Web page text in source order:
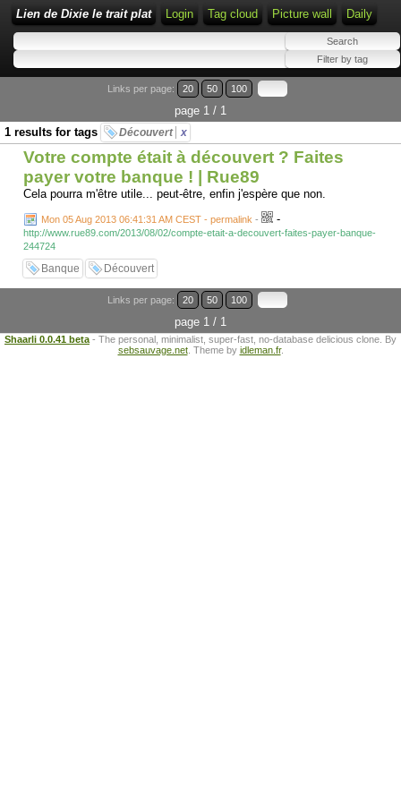
Lien de Dixie le trait plat Login Tag cloud Picture wall Daily
Links per page: 20 50 100
page 1 / 1
1 results for tags
Découvert x
Votre compte était à découvert ? Faites
payer votre banque ! | Rue89
Cela pourra m'être utile... peut-être, enfin j'espère que non.
Mon 05 Aug 2013 06:41:31 AM CEST - permalink - -
http://www.rue89.com/2013/08/02/compte-etait-a-decouvert-faites-payer-banque-
244724
Banque Découvert
Links per page: 20 50 100
page 1 / 1
Shaarli 0.0.41 beta - The personal, minimalist, super-fast, no-database delicious clone. By
sebsauvage.net. Theme by idleman.fr.